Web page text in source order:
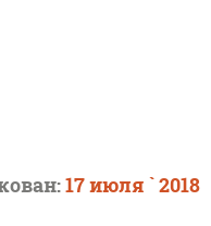
17 июля ` 2018